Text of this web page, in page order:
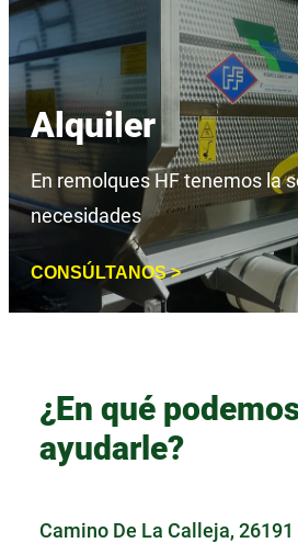
Alquiler
En remolques HF tenemos la
necesidades
CONSÚLTANOS >
¿En qué
ayudarle?
Camino De La Calleja,